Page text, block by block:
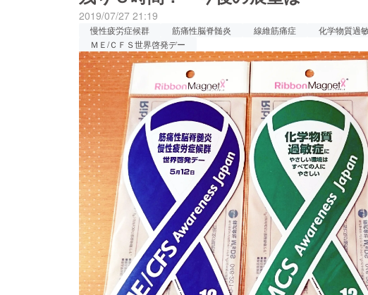
らりさんが２年かけて、命がけで執筆したこの本を、全
ん著／慢性疲労症候群の新刊本】を届けよう！ という
ています。実施期間は８月１６日までです。こちらもよ
2019/07/27 21:19
慢性疲労症候群 筋痛性脳脊髄炎 線維筋痛症 化学物質過
ＭＥ/ＣＦＳ世界啓発デー